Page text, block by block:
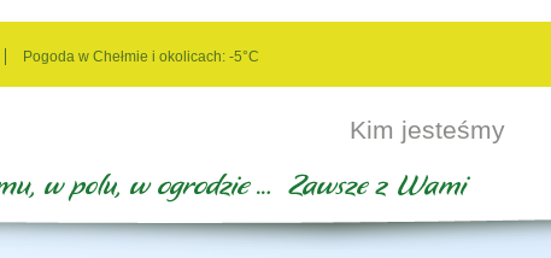
Pogoda w Chełmie i okolicach: -5°C
Kim jesteśmy